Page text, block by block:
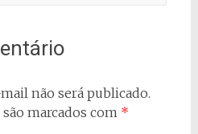
não será publicado.
marcados com *